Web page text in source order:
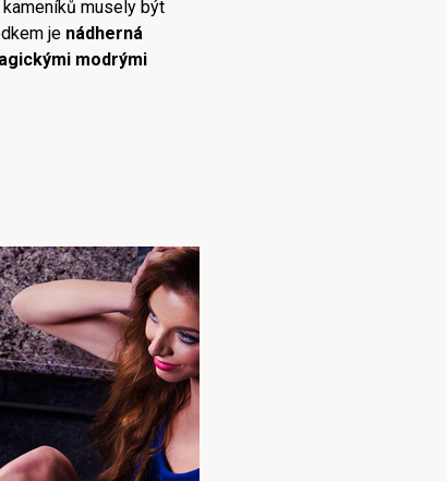
musely být
je nádherná
modrými